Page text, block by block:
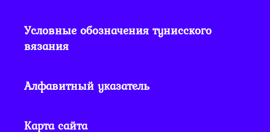
Условные обозначения тунисского
вязания
Алфавитный указатель
Карта сайта